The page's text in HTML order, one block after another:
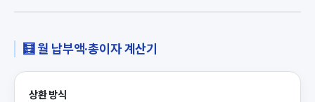
🧮 월 납부액·총이자 계산기
상환 방식